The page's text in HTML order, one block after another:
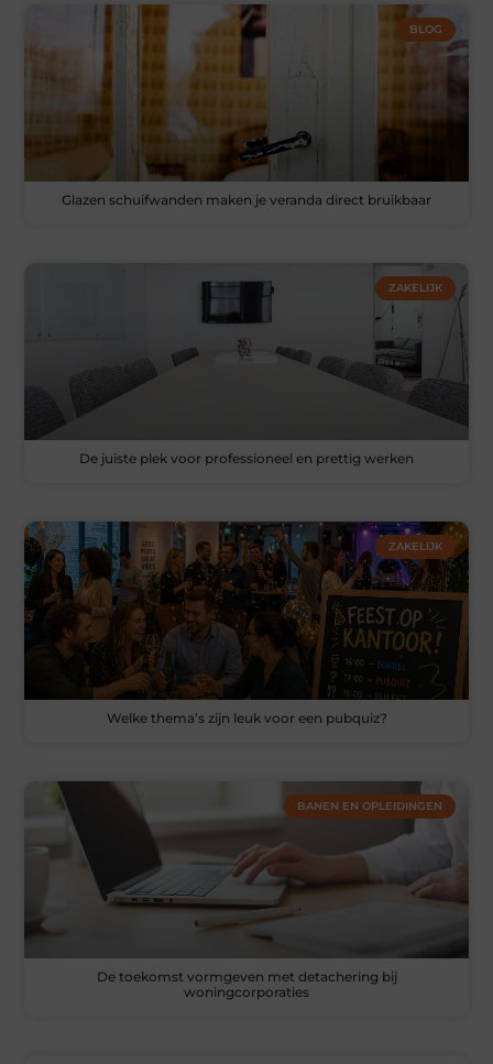
BLOG
Glazen schuifwanden maken je veranda direct bruikbaar
ZAKELIJK
De juiste plek voor professioneel en prettig werken
ZAKELIJK
Welke thema’s zijn leuk voor een pubquiz?
BANEN EN OPLEIDINGEN
De toekomst vormgeven met detachering bij
woningcorporaties